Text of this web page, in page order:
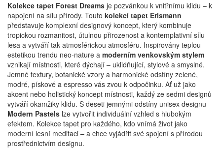
Kolekce tapet Forest Dreams je pozvánkou k vnitřnímu klidu – k
napojení na sílu přírody. Touto kolekcí tapet Erismann
představuje komplexní designový koncept, který kombinuje
tropickou rozmanitost, útulnou přirozenost a kontemplativní sílu
lesa a vytváří tak atmosférickou atmosféru. Inspirovány teplou
estetikou trendu neo-nature a moderním venkovským stylem
vznikají místnosti, které dýchají – uklidňující, stylové a smyslné.
Jemné textury, botanické vzory a harmonické odstíny zelené,
modré, pískové a espresso vás zvou k odpočinku. Ať už jako
akcent nebo holistický koncept místnosti, každý ze sedmi designů
vytváří okamžiky klidu. S deseti jemnými odstíny unisex designu
Modern Pastels lze vytvořit individuální vzhled s hlubokým
efektem. Kolekce tapet pro každého, kdo vnímá život jako
moderní lesní meditaci – a chce vyjádřit své spojení s přírodou
prostřednictvím designu.